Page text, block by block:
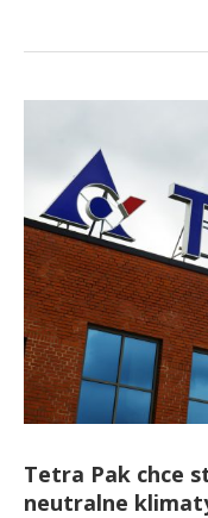
Tetra Pak chce
neutralne